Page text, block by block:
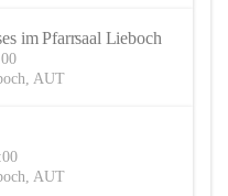
25
im Pfarrsaal Lieboch
AUT
AUT